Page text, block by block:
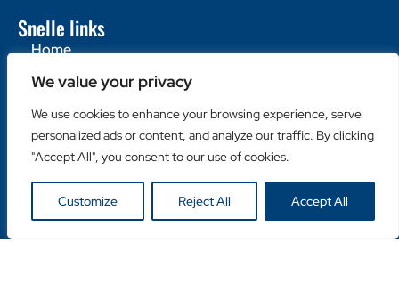
We value your privacy
We use cookies to enhance your browsing experience, serve
personalized ads or content, and analyze our traffic. By clicking
"Accept All", you consent to our use of cookies.
Customize Reject All Accept All
Snelle links
Home
Over ons
Populaire categorieën
Diamantzagen
Diamantboren
Machines